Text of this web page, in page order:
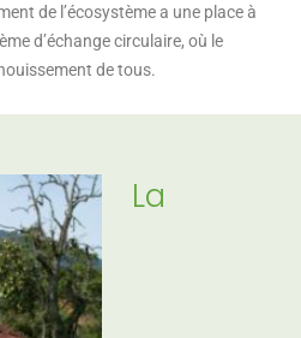
de l’écosystème a une place à
d’échange circulaire, où le
de tous.
La